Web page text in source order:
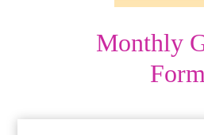
Monthly
Form